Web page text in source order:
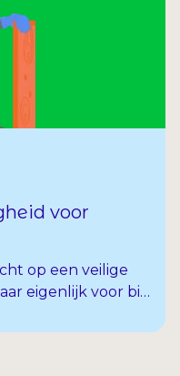
voor
op een veilige
eigenlijk voor bij
van jezelf